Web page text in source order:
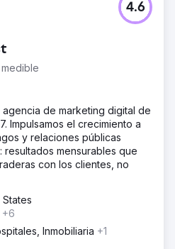
4.6
de marketing digital de
Impulsamos el crecimiento a
y relaciones públicas
mensurables que
con los clientes, no
+6
Inmobiliaria +1